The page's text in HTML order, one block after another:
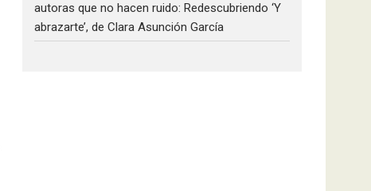
autoras que no hacen ruido: Redescubriendo ‘Y
abrazarte’, de Clara Asunción García